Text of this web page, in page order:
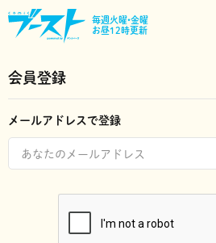
毎週火曜•金曜
お昼12時更新
会員登録
メールアドレスで登録